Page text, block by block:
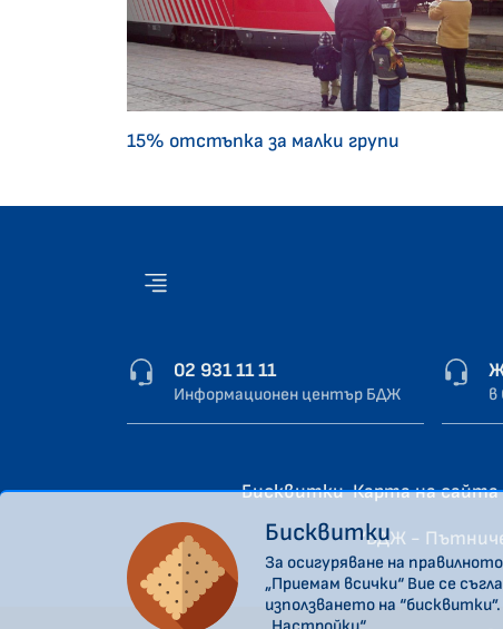
15% отстъпка за малки групи
02 931 11 11
Информационен център БДЖ в
Бисквитки Карта на сайта
“БДЖ -
Бисквитки
За осигуряване на
„Приемам всички“ Вие се
използването на